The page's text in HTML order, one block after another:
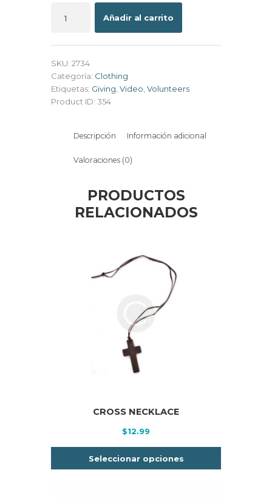
Sweater
Añadir al carrito
SKU: 2734
Categoría: Clothing
Etiquetas: Giving Video Volunteers
Product ID: 354
Descripción Información adicional
Valoraciones (0)
PRODUCTOS
RELACIONADOS
CROSS NECKLACE
$12.99
Seleccionar opciones